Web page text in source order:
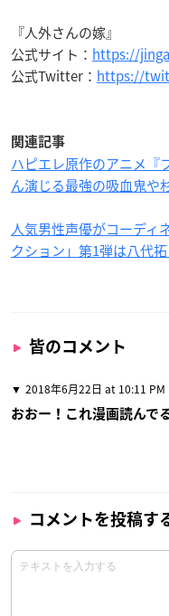
『人外さんの嫁』
公式サイト： https://
公式Twitter： https://
関連記事
ハピエレ原作のアニメ『
ん演じる最強の吸血鬼や
人気男性声優がコーディ
クション」第1弾は八代
皆のコメント
2018年6月22日 at 10:11 PM
おおー！これ漫画読んで
コメントを投稿す